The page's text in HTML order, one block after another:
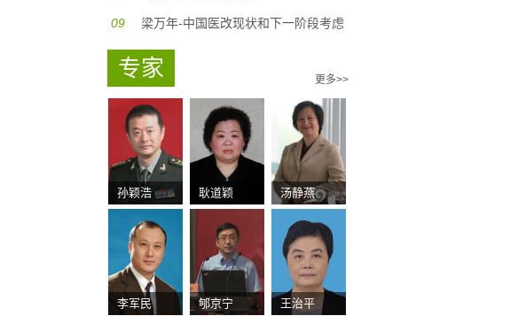
09 梁万年-中国医改现状和下一阶段考虑
专家 更多>>
孙颖浩 耿道颖 汤静燕
李军民 郇京宁 王治平